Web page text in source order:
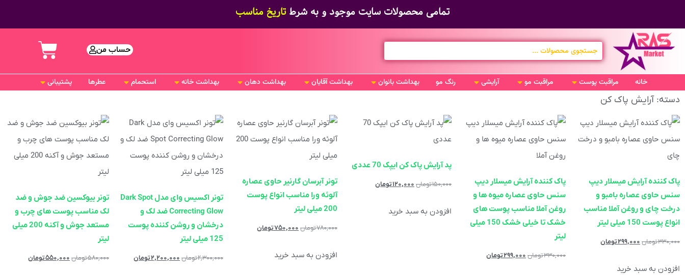
تمامی محصولات سایت موجود و به شرط تاریخ مناسب
حساب من
خانه مراقبت پوست مراقبت مو آرایشی رنگ مو بهداشت بانوان بهداشت آقایان بهداشت دهان بهداشت خانه استحمام عطرها پشتیبانی
دسته: آرایش پاک کن
پاک کننده آرایش میسلار دیپ
سنس حاوی عصاره بامبو و
درخت چای و روغن آملا مناسب
انواع پوست 150 میلی لیتر
۳۳۰,۰۰۰تومان ۲۹۹,۰۰۰تومان
افزودن به سبد خرید
پاک کننده آرایش میسلار دیپ
سنس حاوی عصاره میوه ها و
روغن آملا مناسب پوست های
خشک تا خیلی خشک 150 میلی
لیتر
۳۳۰,۰۰۰تومان ۲۹۹,۰۰۰تومان
پد آرایش پاک کن ایپک 70 عددی
۱۵۰,۰۰۰تومان ۱۲۰,۰۰۰تومان
افزودن به سبد خرید
تونر آبرسان گارنیر حاوی عصاره
آلوئه ورا مناسب انواع پوست
200 میلی لیتر
۷۸۰,۰۰۰تومان ۷۵۰,۰۰۰تومان
افزودن به سبد خرید
تونر اکسیس وای مدل Dark Spot
Correcting Glow ضد لک و
درخشان و روشن کننده پوست
125 میلی لیتر
۲,۳۰۰,۰۰۰تومان ۲,۲۰۰,۰۰۰تومان
تونر بیوکسین ضد جوش و ضد
لک مناسب پوست های چرب و
مستعد جوش و آکنه 200 میلی
لیتر
۵۸۰,۰۰۰تومان ۵۵۰,۰۰۰تومان